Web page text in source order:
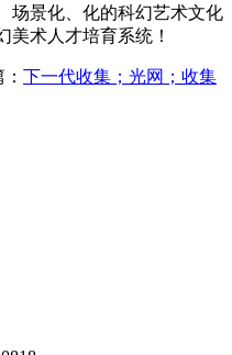
场景化、化的科幻艺术文化
美术人才培育系统！
下一代收集；光网；收集